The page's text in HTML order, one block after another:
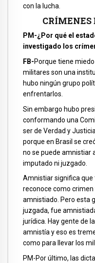
con la lucha.
PM-¿Por qué el
investigado los
FB-Porque tiene
militares son una
hubo ningún grupo
enfrentarlos.
Sin embargo hubo
conformando una
ser de Verdad y
porque en Brasil se
no se puede amnistiar
imputado ni juzgado.
Amnistiar significa que
reconoce como
amnistiado. Pero esta
juzgada, fue
jurídica. Hay gente de
amnistía y eso es
como para llevar los
PM-Por último, las